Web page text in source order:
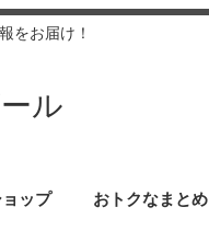
をお届け！
ル
ップ おトクなまとめ